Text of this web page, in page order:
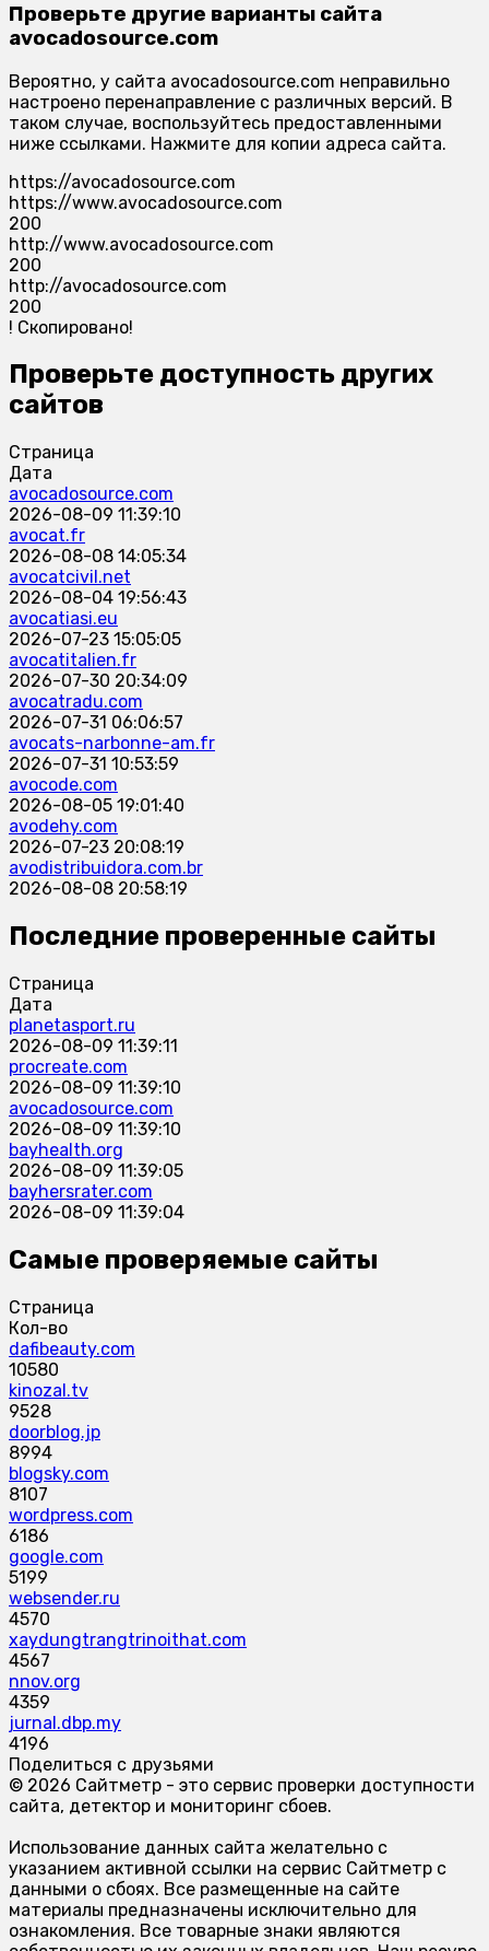
Проверьте другие варианты сайта
avocadosource.com
Вероятно, у сайта avocadosource.com неправильно
настроено перенаправление с различных версий. В
таком случае, воспользуйтесь предоставленными
ниже ссылками. Нажмите для копии адреса сайта.
https://avocadosource.com
https://www.avocadosource.com
200
http://www.avocadosource.com
200
http://avocadosource.com
200
! Скопировано!
Проверьте доступность других
сайтов
Страница
Дата
avocadosource.com
2026-08-09 11:39:10
avocat.fr
2026-08-08 14:05:34
avocatcivil.net
2026-08-04 19:56:43
avocatiasi.eu
2026-07-23 15:05:05
avocatitalien.fr
2026-07-30 20:34:09
avocatradu.com
2026-07-31 06:06:57
avocats-narbonne-am.fr
2026-07-31 10:53:59
avocode.com
2026-08-05 19:01:40
avodehy.com
2026-07-23 20:08:19
avodistribuidora.com.br
2026-08-08 20:58:19
Последние проверенные сайты
Страница
Дата
planetasport.ru
2026-08-09 11:39:11
procreate.com
2026-08-09 11:39:10
avocadosource.com
2026-08-09 11:39:10
bayhealth.org
2026-08-09 11:39:05
bayhersrater.com
2026-08-09 11:39:04
Самые проверяемые сайты
Страница
Кол-во
dafibeauty.com
10580
kinozal.tv
9528
doorblog.jp
8994
blogsky.com
8107
wordpress.com
6186
google.com
5199
websender.ru
4570
xaydungtrangtrinoithat.com
4567
nnov.org
4359
jurnal.dbp.my
4196
Поделиться с друзьями
© 2026 Сайтметр - это сервис проверки доступности
сайта, детектор и мониторинг сбоев.
Использование данных сайта желательно с
указанием активной ссылки на сервис Сайтметр с
данными о сбоях. Все размещенные на сайте
материалы предназначены исключительно для
ознакомления. Все товарные знаки являются